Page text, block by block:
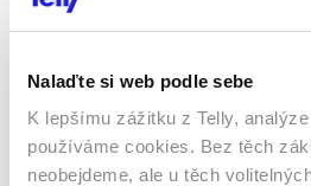
Nalaďte si web podle sebe
K lepšímu zážitku z Telly,
používáme cookies. Bez těch
neobejdeme, ale u těch
1994 | USA | 90 min
Filmy / Thrillery / Romantický
/ Drama / Akční
min